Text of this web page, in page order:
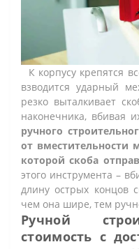
К корпусу крепятся
взводится ударный
резко выталкивает
наконечника, вбивая
ручного
от вместительности
которой скоба
этого инструмента –
длину острых концов
чем она шире, тем
Ручной
стоимость с